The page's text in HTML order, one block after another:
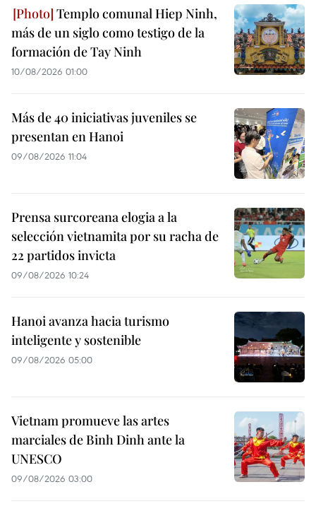
Templo comunal Hiep Ninh,
más de un siglo como testigo de la
formación de Tay Ninh
10/08/2026 01:00
Más de 40 iniciativas juveniles se
presentan en Hanoi
09/08/2026 11:04
Prensa surcoreana elogia a la
selección vietnamita por su racha de
22 partidos invicta
09/08/2026 10:24
Hanoi avanza hacia turismo
inteligente y sostenible
09/08/2026 05:00
Vietnam promueve las artes
marciales de Binh Dinh ante la
UNESCO
09/08/2026 03:00